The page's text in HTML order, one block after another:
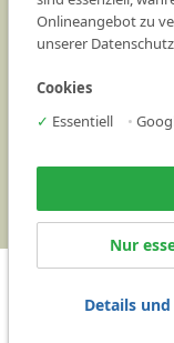
Mo.-Fr.: 07.00-17.00
Bestellungen bitte
AGB
Onlineangebot zu
unserer
Cookies
✓ Essentiell •
Nur
Details